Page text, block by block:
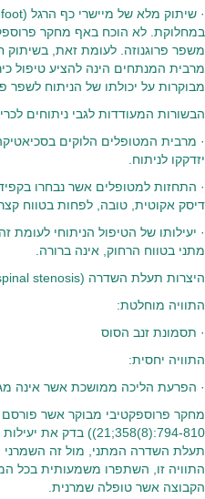
במחלוקת. לא הוכח באף מחקר
משפר פרוגנוזה. לעומת זאת, בשיתוק
מרבית המנתחים הינה להציע טיפול
מבוקרות על יכולתו של הניתוח לשפר
הבשורות המעודדות לגבי ניתוחים
· מרבית המטופלים הלוקים
יזדקקו לניתוח.
· התחזות למטופלים אשר נבחרו
דיסק אקוטית, טובה, לפחות בטווח
· יעילותו של הטיפול הניתוחי
מתני בטווח הרחוק, אינה ברורה.
היצרות תעלת השדרה (Lumbar spinal stenosis)
התוויה מוחלטת:
· תסמונת זנב הסוס
התוויה יחסית:
· הפרעת הליכה ממושכת אשר אינה
21;358(8):794-810))
תעלת השדרה המתני, מול זה השמרני
התוויה זו, השתפרו משמעותית בכל
הקבוצה אשר טופלה שמרנית.